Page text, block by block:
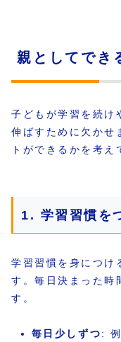
親としてでき
子どもが学習を続け
伸ばすために欠かせ
トができるかを考え
1. 学習習慣を
学習習慣を身につけ
す。毎日決まった時
す。
毎日少しずつ: